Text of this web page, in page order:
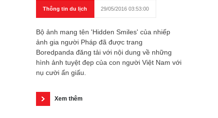
Thông tin du lịch 29/05/2016 03:53:00
Bộ ảnh mang tên 'Hidden Smiles' của nhiếp
ảnh gia người Pháp đã được trang
Boredpanda đăng tải với nội dung về những
hình ảnh tuyệt đẹp của con người Việt Nam với
nụ cười ẩn giấu.
Xem thêm